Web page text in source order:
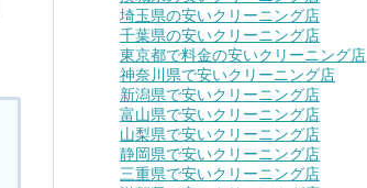
埼玉県の安いクリーニング店
千葉県の安いクリーニング店
東京都で料金の安いクリーニング店
神奈川県で安いクリーニング店
新潟県で安いクリーニング店
富山県で安いクリーニング店
山梨県で安いクリーニング店
静岡県で安いクリーニング店
三重県で安いクリーニング店